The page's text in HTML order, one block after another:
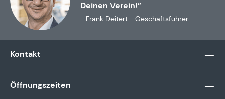
Deinen Verein!”
- Frank Deitert - Geschäftsführer
Kontakt
Öffnungszeiten